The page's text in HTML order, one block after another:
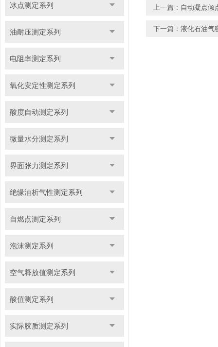
冰点测定系列
油耐压测定系列
电阻率测定系列
氧化安定性测定系列
酸度自动测定系列
微量水分测定系列
界面张力测定系列
绝缘油析气性测定系列
自燃点测定系列
泡沫测定系列
空气释放值测定系列
酸值测定系列
实际胶质测定系列
上一篇： 自动凝点倾
下一篇： 液化石油气